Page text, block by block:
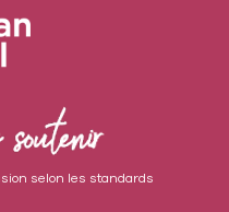
selon les standards